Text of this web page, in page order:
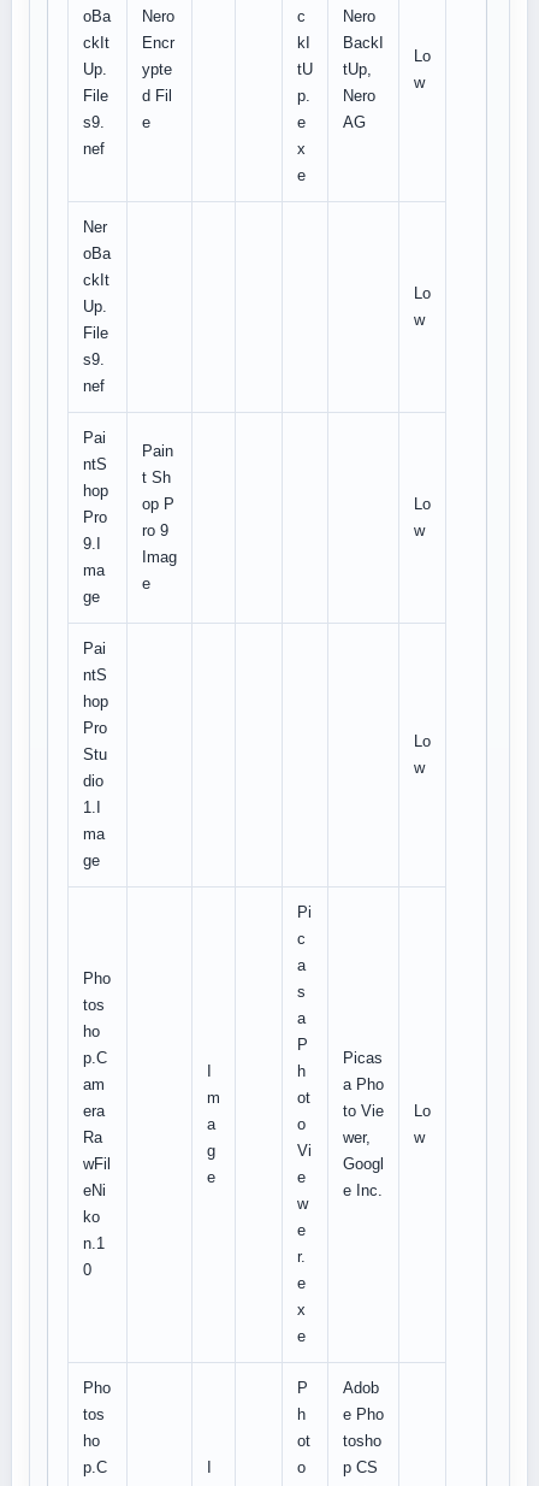
oBa
ckIt
Up.
File
s9.
nef
Nero
Encr
ypte
d Fil
e
c
kI
tU
p.
e
x
e
Nero
BackI
tUp,
Nero
AG
Lo
w
Ner
oBa
ckIt
Up.
File
s9.
nef
Lo
w
Pai
ntS
hop
Pro
9.I
ma
ge
Pain
t Sh
op P
ro 9
Imag
e
Lo
w
Pai
ntS
hop
Pro
Stu
dio
1.I
ma
ge
Lo
w
Pho
tos
ho
p.C
am
era
Ra
wFil
eNi
ko
n.1
0
m
a
g
e
Pi
c
a
s
a
P
h
ot
o
Vi
e
w
e
r.
e
x
e
Picas
a Pho
to Vie
wer,
Googl
e Inc.
Lo
w
Pho
tos
ho
p.C
P
h
ot
o
Adob
e Pho
tosho
p CS